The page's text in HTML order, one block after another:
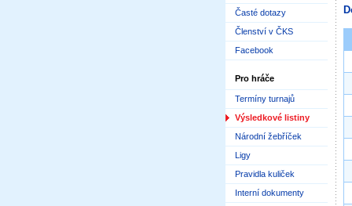
Časté dotazy
Členství v ČKS
Facebook
Pro hráče
Termíny turnajů
Výsledkové listiny
Národní žebříček
Ligy
Pravidla kuliček
Interní dokumenty